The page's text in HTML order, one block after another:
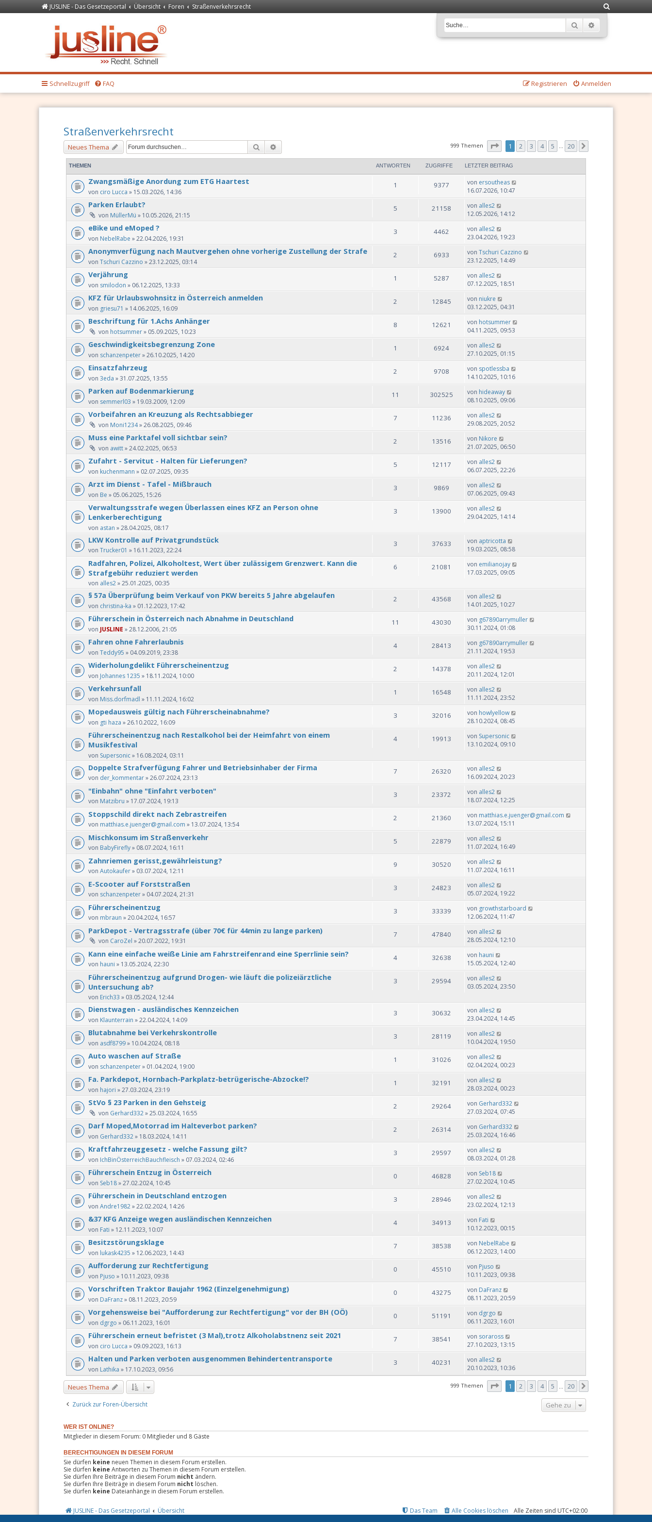
JUSLINE - Das Gesetzeportal Übersicht Foren Straßenverkehrsrecht
Suche
Schnellzugriff FAQ Anmelden
Registrieren
Straßenverkehrsrecht
Neues Thema Suche 999 Themen Seite von
1 2 3 4 5 … 20
THEMEN ANTWORTEN ZUGRIFFE LETZTER BEITRAG
Zwangsmäßige Anordung zum ETG Haartest
von ciro Lucca » 15.03.2026, 14:36
1 9377 von ersoutheas
16.07.2026, 10:47
Parken Erlaubt?
von MüllerMü » 10.05.2026, 21:15
5 21158 von alles2
12.05.2026, 14:12
eBike und eMoped ?
von NebelRabe » 22.04.2026, 19:31
3 4462 von alles2
23.04.2026, 19:23
Anonymverfügung nach Mautvergehen ohne vorherige Zustellung der Strafe
von Tschuri Cazzino » 23.12.2025, 03:14
2 6933 von Tschuri Cazzino
23.12.2025, 14:49
Verjährung
von smilodon » 06.12.2025, 13:33
1 5287 von alles2
07.12.2025, 18:51
KFZ für Urlaubswohnsitz in Österreich anmelden
von griesu71 » 14.06.2025, 16:09
2 12845 von niukre
03.12.2025, 04:31
Beschriftung für 1.Achs Anhänger
von hotsummer» 05.09.2025, 10:23
8 12621 von hotsummer
04.11.2025, 09:53
Geschwindigkeitsbegrenzung Zone
von schanzenpeter» 26.10.2025, 14:20
1 6924 von alles2
27.10.2025, 01:15
Einsatzfahrzeug
von 3eda » 31.07.2025, 13:55
2 9708 von spotlessba
14.10.2025, 10:16
Parken auf Bodenmarkierung
von semmerl03 » 19.03.2009, 12:09
11 302525 von hideaway
08.10.2025, 09:06
Vorbeifahren an Kreuzung als Rechtsabbieger
von Moni1234» 26.08.2025, 09:46
7 11236 von alles2
29.08.2025, 20:52
Muss eine Parktafel voll sichtbar sein?
von awitt» 24.02.2025, 06:53
2 13516 von Nikore
21.07.2025, 06:50
Zufahrt - Servitut - Halten für Lieferungen?
von kuchenmann » 02.07.2025, 09:35
5 12117 von alles2
06.07.2025, 22:26
Arzt im Dienst - Tafel - Mißbrauch
von Be » 05.06.2025, 15:26
3 9869 von alles2
07.06.2025, 09:43
Verwaltungsstrafe wegen Überlassen eines KFZ an Person ohne
Lenkerberechtigung
von astan » 28.04.2025, 08:17
3 13900 von alles2
29.04.2025, 14:14
LKW Kontrolle auf Privatgrundstück
von Trucker01 » 16.11.2023, 22:24
3 37633 von aptricotta
19.03.2025, 08:58
Radfahren, Polizei, Alkoholtest, Wert über zulässigem Grenzwert. Kann die
Strafgebühr reduziert werden
von alles2» 25.01.2025, 00:35
6 21081 von emilianojay
17.03.2025, 09:05
§ 57a Überprüfung beim Verkauf von PKW bereits 5 Jahre abgelaufen
von christina-ka » 01.12.2023, 17:42
2 43568 von alles2
14.01.2025, 10:27
Führerschein in Österreich nach Abnahme in Deutschland
von JUSLINE » 28.12.2006, 21:05
11 43030 von g67890arrymuller
30.11.2024, 01:08
Fahren ohne Fahrerlaubnis
von Teddy95 » 04.09.2019, 23:38
4 28413 von g67890arrymuller
21.11.2024, 19:53
Widerholungdelikt Führerscheinentzug
von Johannes 1235 » 18.11.2024, 10:00
2 14378 von alles2
20.11.2024, 12:01
Verkehrsunfall
von Miss.dorfmadl » 11.11.2024, 16:02
1 16548 von alles2
11.11.2024, 23:52
Mopedausweis gültig nach Führerscheinabnahme?
von gti haza » 26.10.2022, 16:09
3 32016 von howlyellow
28.10.2024, 08:45
Führerscheinentzug nach Restalkohol bei der Heimfahrt von einem
Musikfestival
von Supersonic» 16.08.2024, 03:11
4 19913 von Supersonic
13.10.2024, 09:10
Doppelte Strafverfügung Fahrer und Betriebsinhaber der Firma
von der_kommentar» 26.07.2024, 23:13
7 26320 von alles2
16.09.2024, 20:23
"Einbahn" ohne "Einfahrt verboten"
von Matzibru » 17.07.2024, 19:13
3 23372 von alles2
18.07.2024, 12:25
Stoppschild direkt nach Zebrastreifen
von matthias.e.juenger@gmail.com » 13.07.2024, 13:54
2 21360 von matthias.e.juenger@gmail.com
13.07.2024, 15:11
Mischkonsum im Straßenverkehr
von BabyFirefly» 08.07.2024, 16:11
5 22879 von alles2
11.07.2024, 16:49
Zahnriemen gerisst,gewährleistung?
von Autokaufer» 03.07.2024, 12:11
9 30520 von alles2
11.07.2024, 16:11
E-Scooter auf Forststraßen
von schanzenpeter» 04.07.2024, 21:31
3 24823 von alles2
05.07.2024, 19:22
Führerscheinentzug
von mbraun » 20.04.2024, 16:57
3 33339 von growthstarboard
12.06.2024, 11:47
ParkDepot - Vertragsstrafe (über 70€ für 44min zu lange parken)
von CaroZel » 20.07.2022, 19:31
7 47840 von alles2
28.05.2024, 12:10
Kann eine einfache weiße Linie am Fahrstreifenrand eine Sperrlinie sein?
von hauni » 13.05.2024, 22:30
4 32638 von hauni
15.05.2024, 12:40
Führerscheinentzug aufgrund Drogen- wie läuft die polizeiärztliche
Untersuchung ab?
von Erich33 » 03.05.2024, 12:44
3 29594 von alles2
03.05.2024, 23:50
Dienstwagen - ausländisches Kennzeichen
von Klaunterrain » 22.04.2024, 14:09
3 30632 von alles2
23.04.2024, 14:45
Blutabnahme bei Verkehrskontrolle
von asdf8799» 10.04.2024, 08:18
3 28119 von alles2
10.04.2024, 19:50
Auto waschen auf Straße
von schanzenpeter» 01.04.2024, 19:00
1 31026 von alles2
02.04.2024, 00:23
Fa. Parkdepot, Hornbach-Parkplatz-betrügerische-Abzocke!?
von hajori » 27.03.2024, 23:19
1 32191 von alles2
28.03.2024, 00:23
StVo § 23 Parken in den Gehsteig
von Gerhard332» 25.03.2024, 16:55
2 29264 von Gerhard332
27.03.2024, 07:45
Darf Moped,Motorrad im Halteverbot parken?
von Gerhard332» 18.03.2024, 14:11
2 26314 von Gerhard332
25.03.2024, 16:46
Kraftfahrzeuggesetz - welche Fassung gilt?
von IchBinÖsterreichBauchfleisch » 07.03.2024, 02:46
3 29597 von alles2
08.03.2024, 01:28
Führerschein Entzug in Österreich
von Seb18» 27.02.2024, 10:45
0 46828 von Seb18
27.02.2024, 10:45
Führerschein in Deutschland entzogen
von Andre1982» 22.02.2024, 14:26
3 28946 von alles2
23.02.2024, 12:13
&37 KFG Anzeige wegen ausländischen Kennzeichen
von Fati » 12.11.2023, 10:07
4 34913 von Fati
10.12.2023, 00:15
Besitzstörungsklage
von lukask4235 » 12.06.2023, 14:43
7 38538 von NebelRabe
06.12.2023, 14:00
Aufforderung zur Rechtfertigung
von Pjuso » 10.11.2023, 09:38
0 45510 von Pjuso
10.11.2023, 09:38
Vorschriften Traktor Baujahr 1962 (Einzelgenehmigung)
von DaFranz» 08.11.2023, 20:59
0 43275 von DaFranz
08.11.2023, 20:59
Vorgehensweise bei "Aufforderung zur Rechtfertigung" vor der BH (OÖ)
von dgrgo » 06.11.2023, 16:01
0 51191 von dgrgo
06.11.2023, 16:01
Führerschein erneut befristet (3 Mal),trotz Alkoholabstnenz seit 2021
von ciro Lucca » 09.09.2023, 16:13
7 38541 von soraross
27.10.2023, 13:15
Halten und Parken verboten ausgenommen Behindertentransporte
von Lathika » 17.10.2023, 09:56
3 40231 von alles2
20.10.2023, 10:36
Neues Thema 999 Themen Seite von
1 2 3 4 5 20
Zurück zur Foren-Übersicht Gehe zu
WER IST ONLINE?
Mitglieder in diesem Forum: 0 Mitglieder und 8 Gäste
BERECHTIGUNGEN IN DIESEM FORUM
Sie dürfen keine neuen Themen in diesem Forum erstellen.
Sie dürfen keine Antworten zu Themen in diesem Forum erstellen.
Sie dürfen Ihre Beiträge in diesem Forum nicht ändern.
Sie dürfen Ihre Beiträge in diesem Forum nicht löschen.
Sie dürfen keine Dateianhänge in diesem Forum erstellen.
JUSLINE - Das Gesetzeportal Übersicht Alle Zeiten sind UTC+02:00
Alle Cookies löschen
Das Team